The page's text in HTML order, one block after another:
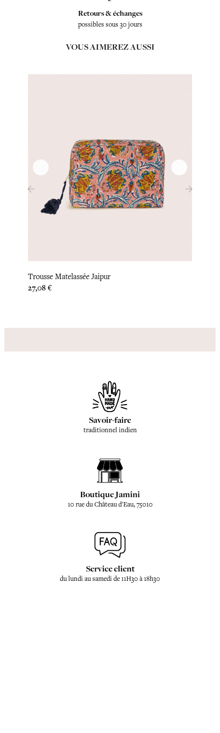
Retours & échanges
possibles sous 30 jours
VOUS AIMEREZ AUSSI
Trousse Matelassée Jaipur
Prix
27,08 €
Savoir-faire
traditionnel indien
Boutique Jamini
10 rue du Château d'Eau, 75010
Service client
du lundi au samedi de 11H30 à 18h30